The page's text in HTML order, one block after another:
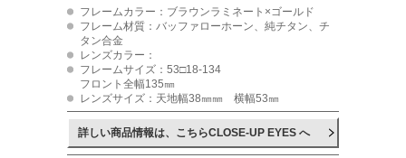
フレームカラー：ブラウンラミネート×ゴールド
フレーム材質：バッファローホーン、純チタン、チ
タン合金
レンズカラー：
フレームサイズ：53□18-134
フロント全幅135㎜
レンズサイズ：天地幅38㎜㎜ 横幅53㎜
詳しい商品情報は、こちらCLOSE-UP EYES へ